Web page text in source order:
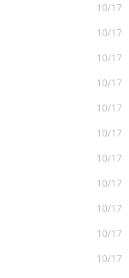
10/17
10/17
10/17
10/17
10/17
10/17
10/17
10/17
10/17
10/17
10/17